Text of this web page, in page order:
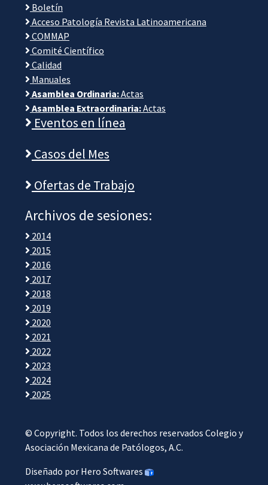
Boletín
Acceso Patología Revista Latinoamericana
COMMAP
Comité Científico
Calidad
Manuales
Asamblea Ordinaria:Actas
Asamblea Extraordinaria:Actas
Eventos en línea
Casos del Mes
Ofertas de Trabajo
Archivos de sesiones:
2014
2015
2016
2017
2018
2019
2020
2021
2022
2023
2024
2025
© Copyright. Todos los derechos reservados Colegio y
Asociación Mexicana de Patólogos, A.C.
Diseñado por Hero Softwares